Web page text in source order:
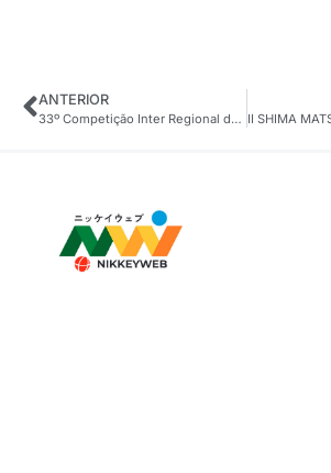
ANTERIOR
33º Competição Inter Regional de Atletismo Master Nikkey ANASP